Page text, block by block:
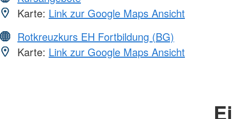
Karte: Link zur Google Maps Ansicht
Rotkreuzkurs EH Fortbildung (BG)
Karte: Link zur Google Maps Ansicht